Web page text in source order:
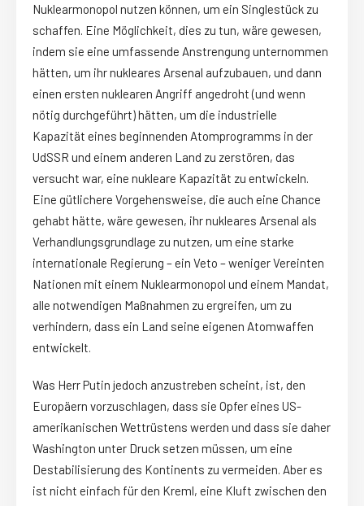
Nuklearmonopol nutzen können, um ein Singlestück zu
schaffen. Eine Möglichkeit, dies zu tun, wäre gewesen,
indem sie eine umfassende Anstrengung unternommen
hätten, um ihr nukleares Arsenal aufzubauen, und dann
einen ersten nuklearen Angriff angedroht (und wenn
nötig durchgeführt) hätten, um die industrielle
Kapazität eines beginnenden Atomprogramms in der
UdSSR und einem anderen Land zu zerstören, das
versucht war, eine nukleare Kapazität zu entwickeln.
Eine gütlichere Vorgehensweise, die auch eine Chance
gehabt hätte, wäre gewesen, ihr nukleares Arsenal als
Verhandlungsgrundlage zu nutzen, um eine starke
internationale Regierung – ein Veto – weniger Vereinten
Nationen mit einem Nuklearmonopol und einem Mandat,
alle notwendigen Maßnahmen zu ergreifen, um zu
verhindern, dass ein Land seine eigenen Atomwaffen
entwickelt.
Was Herr Putin jedoch anzustreben scheint, ist, den
Europäern vorzuschlagen, dass sie Opfer eines US-
amerikanischen Wettrüstens werden und dass sie daher
Washington unter Druck setzen müssen, um eine
Destabilisierung des Kontinents zu vermeiden. Aber es
ist nicht einfach für den Kreml, eine Kluft zwischen den